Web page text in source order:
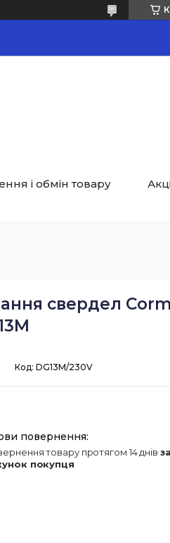
і обмін товару
свердел
Код: DG13M/230V
товару протягом 14 днів за
покупця